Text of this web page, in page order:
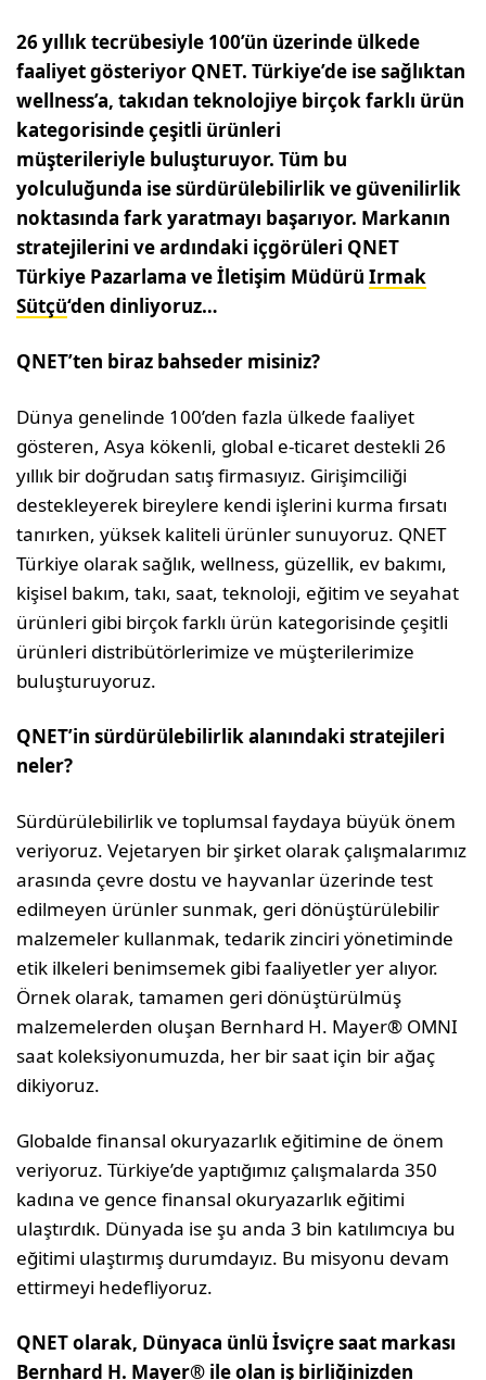
26 yıllık tecrübesiyle 100’ün üzerinde ülkede
faaliyet gösteriyor QNET. Türkiye’de ise sağlıktan
wellness’a, takıdan teknolojiye birçok farklı ürün
kategorisinde çeşitli ürünleri
müşterileriyle buluşturuyor. Tüm bu
yolculuğunda ise sürdürülebilirlik ve güvenilirlik
noktasında fark yaratmayı başarıyor. Markanın
stratejilerini ve ardındaki içgörüleri QNET
Türkiye Pazarlama ve İletişim MüdürüIrmak
Sütçü‘den dinliyoruz…
QNET’ten biraz bahseder misiniz?
Dünya genelinde 100’den fazla ülkede faaliyet
gösteren, Asya kökenli, global e-ticaret destekli 26
yıllık bir doğrudan satış firmasıyız. Girişimciliği
destekleyerek bireylere kendi işlerini kurma fırsatı
tanırken, yüksek kaliteli ürünler sunuyoruz. QNET
Türkiye olarak sağlık, wellness, güzellik, ev bakımı,
kişisel bakım, takı, saat, teknoloji, eğitim ve seyahat
ürünleri gibi birçok farklı ürün kategorisinde çeşitli
ürünleri distribütörlerimize ve müşterilerimize
buluşturuyoruz.
QNET’in sürdürülebilirlik alanındaki stratejileri
neler?
Sürdürülebilirlik ve toplumsal faydaya büyük önem
veriyoruz. Vejetaryen bir şirket olarak çalışmalarımız
arasında çevre dostu ve hayvanlar üzerinde test
edilmeyen ürünler sunmak, geri dönüştürülebilir
malzemeler kullanmak, tedarik zinciri yönetiminde
etik ilkeleri benimsemek gibi faaliyetler yer alıyor.
Örnek olarak, tamamen geri dönüştürülmüş
malzemelerden oluşan Bernhard H. Mayer® OMNI
saat koleksiyonumuzda, her bir saat için bir ağaç
dikiyoruz.
Globalde finansal okuryazarlık eğitimine de önem
veriyoruz. Türkiye’de yaptığımız çalışmalarda 350
kadına ve gence finansal okuryazarlık eğitimi
ulaştırdık. Dünyada ise şu anda 3 bin katılımcıya bu
eğitimi ulaştırmış durumdayız. Bu misyonu devam
ettirmeyi hedefliyoruz.
QNET olarak, Dünyaca ünlü İsviçre saat markası
Bernhard H. Mayer® ile olan iş birliğinizden